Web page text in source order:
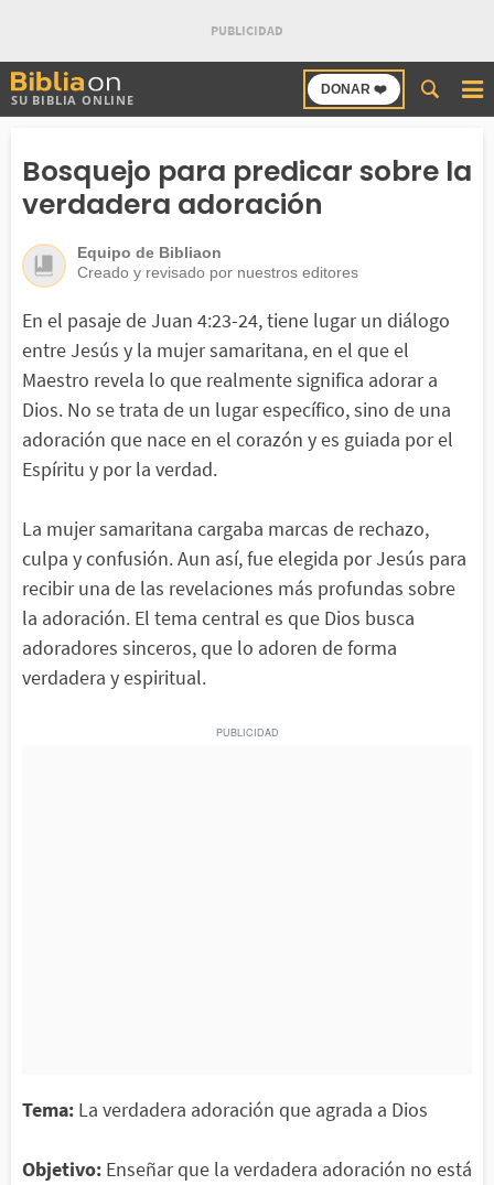
SU BIBLIA ONLINE
DONAR ❤️
Buscar
en
Bosquejo para predicar sobre la
verdadera adoración
Equipo de Bibliaon
Creado y revisado por nuestros editores
En el pasaje de Juan 4:23-24, tiene lugar un diálogo
entre Jesús y la mujer samaritana, en el que el
Maestro revela lo que realmente significa adorar a
Dios. No se trata de un lugar específico, sino de una
adoración que nace en el corazón y es guiada por el
Espíritu y por la verdad.
La mujer samaritana cargaba marcas de rechazo,
culpa y confusión. Aun así, fue elegida por Jesús para
recibir una de las revelaciones más profundas sobre
la adoración. El tema central es que Dios busca
adoradores sinceros, que lo adoren de forma
verdadera y espiritual.
Tema: La verdadera adoración que agrada a Dios
Objetivo: Enseñar que la verdadera adoración no está